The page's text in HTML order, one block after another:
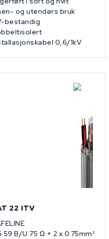
og utendørs bruk
bestandig
0,6/1kV
22 ITV
59 B/U 75 Ω + 2 x 0.75mm²